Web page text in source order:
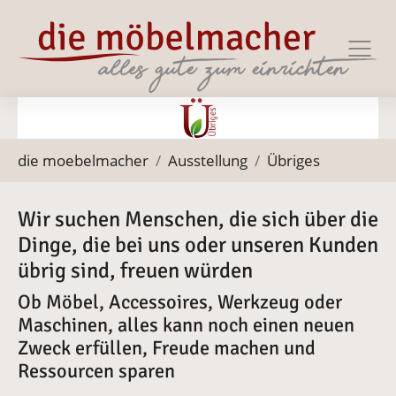
Zur Haupt-Navigation springen
Vergrößerte Version anzeigen
die moebelmacher Ausstellung Übriges
Wir suchen Menschen, die sich über die
Dinge, die bei uns oder unseren Kunden
übrig sind, freuen würden
Ob Möbel, Accessoires, Werkzeug oder
Maschinen, alles kann noch einen neuen
Zweck erfüllen, Freude machen und
Ressourcen sparen